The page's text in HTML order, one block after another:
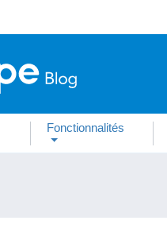
Fonctionnalités